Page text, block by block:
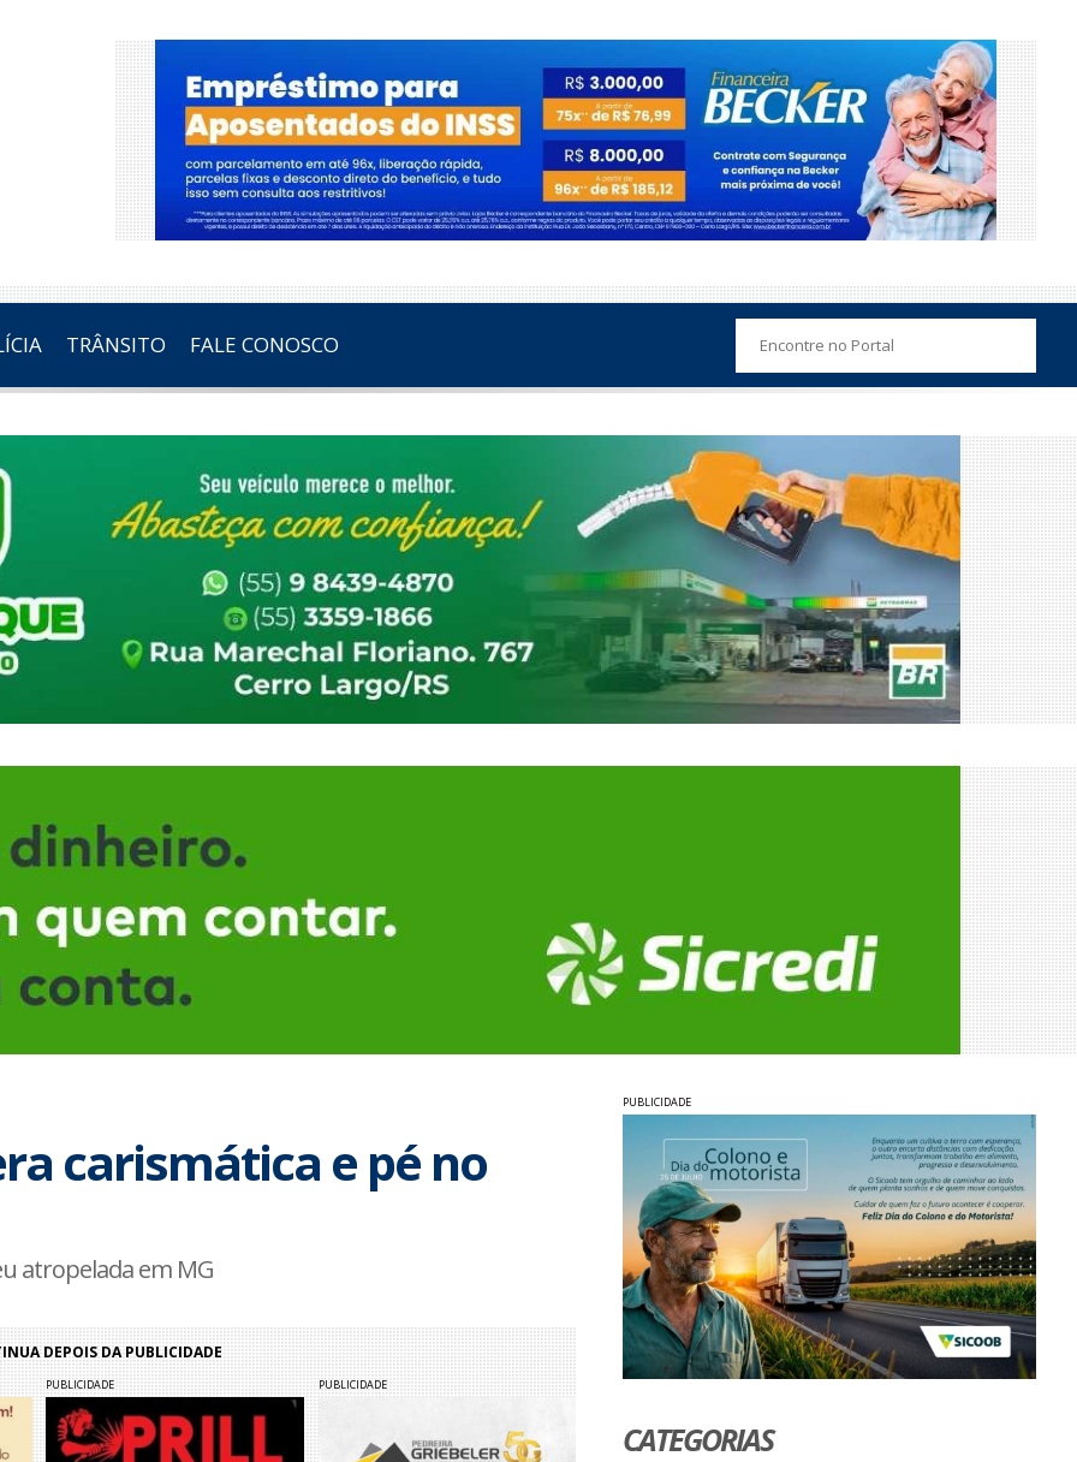
TRÂNSITO FALE CONOSCO
carismática e pé no
atropelada em MG
DEPOIS DA PUBLICIDADE
PUBLICIDADE PUBLICIDADE
PUBLICIDADE
CATEGORIAS